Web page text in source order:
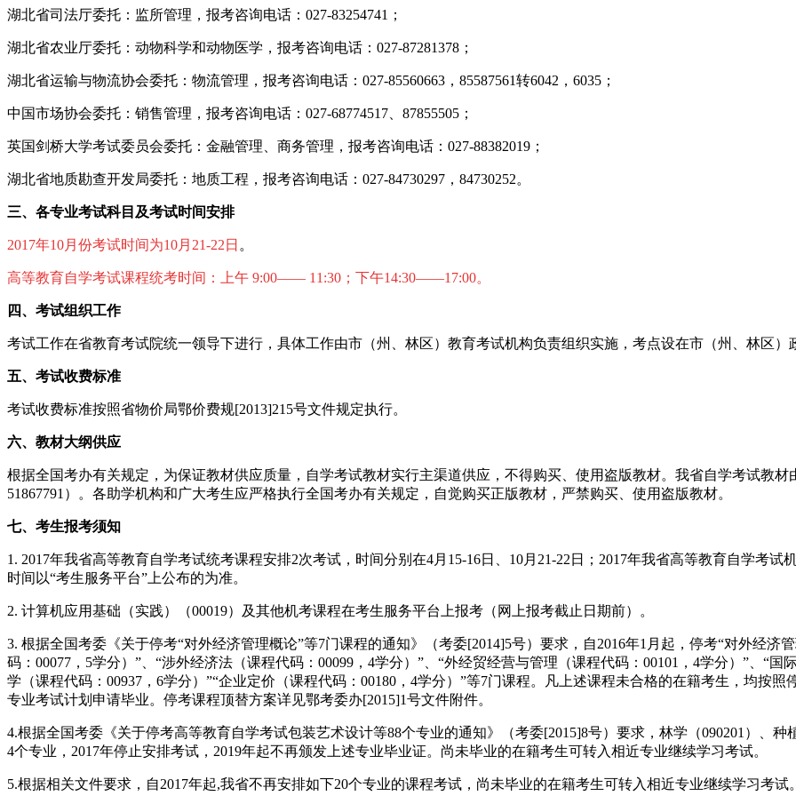
湖北省司法厅委托：监所管理，报考咨询电话：027-83254741；
湖北省农业厅委托：动物科学和动物医学，报考咨询电话：027-87281378；
湖北省运输与物流协会委托：物流管理，报考咨询电话：027-85560663，85587561转6042，6035；
中国市场协会委托：销售管理，报考咨询电话：027-68774517、87855505；
英国剑桥大学考试委员会委托：金融管理、商务管理，报考咨询电话：027-88382019；
湖北省地质勘查开发局委托：地质工程，报考咨询电话：027-84730297，84730252。
三、各专业考试科目及考试时间安排
2017年10月份考试时间为10月21-22日 。
高等教育自学考试课程统考时间 ：上午 9:00—— 11:30；下午14:30——17:00。
四、考试组织工作
考试工作在省教育考试院统一领导下进行，具体工作由市（州、林区）教育考试机构负责组织实施，考点设在市（州、林区）
五、考试收费标准
考试收费标准按照省物价局鄂价费规[2013]215号文件规定执行。
六、教材大纲供应
根据全国考办有关规定，为保证教材供应质量，自学考试教材实行主渠道供应，不得购买、使用盗版教材。我省自学考试教
51867791）。各助学机构和广大考生应严格执行全国考办有关规定，自觉购买正版教材，严禁购买、使用盗版教材。
七、考生报考须知
1. 2017年我省高等教育自学考试统考课程安排2次考试，时间分别在4月15-16日、10月21-22日；2017年我省高等教育自学考
时间以“考生服务平台”上公布的为准。
2. 计算机应用基础（实践）（00019）及其他机考课程在考生服务平台上报考（网上报考截止日期前）。
3. 根据全国考委《关于停考“对外经济管理概论”等7门课程的通知》（考委[2014]5号）要求，自2016年1月起，停考“对外经济
码：00077，5学分）”、“涉外经济法（课程代码：00099，4学分）”、“外经贸经营与管理（课程代码：00101，4学分）”、“
学（课程代码：00937，6学分）”“企业定价（课程代码：00180，4学分）”等7门课程。凡上述课程未合格的在籍考生，均按
专业考试计划申请毕业。停考课程顶替方案详见鄂考委办[2015]1号文件附件。
4.根据全国考委《关于停考高等教育自学考试包装艺术设计等88个专业的通知》（考委[2015]8号）要求，林学（090201）、种
4个专业，2017年停止安排考试，2019年起不再颁发上述专业毕业证。尚未毕业的在籍考生可转入相近专业继续学习考试。
5.根据相关文件要求，自2017年起,我省不再安排如下20个专业的课程考试，尚未毕业的在籍考生可转入相近专业继续学习考试。